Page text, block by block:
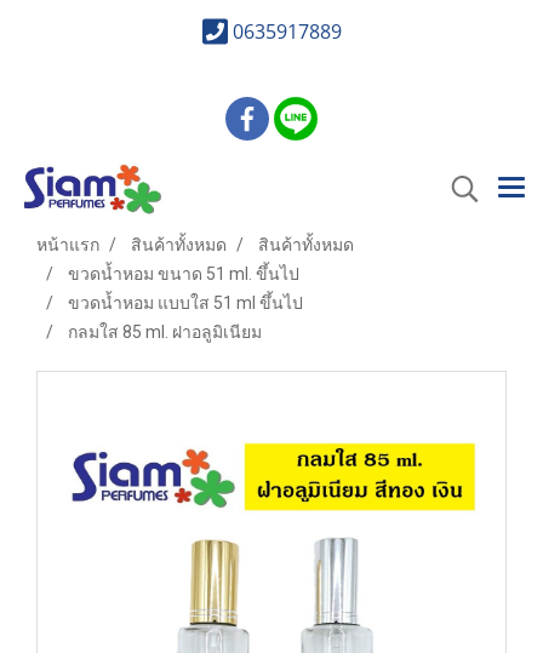
0635917889
หน้าแรก สินค้าทั้งหมด
สินค้าทั้งหมด
ขวดน้ำหอม ขนาด 51 ml. ขึ้นไป
ขวดน้ำหอม แบบใส 51 ml ขึ้นไป
กลมใส 85 ml. ฝาอลูมิเนียม